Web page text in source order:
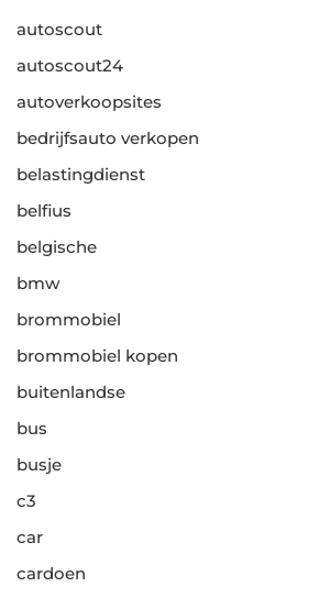
autoscout
autoscout24
autoverkoopsites
bedrijfsauto verkopen
belastingdienst
belfius
belgische
bmw
brommobiel
brommobiel kopen
buitenlandse
bus
busje
c3
car
cardoen